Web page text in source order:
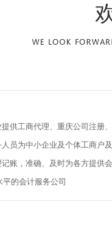
供工商代理、重庆公司注册
员为中小企业及个体工商户
账，准确、及时为各方提供
的会计服务公司